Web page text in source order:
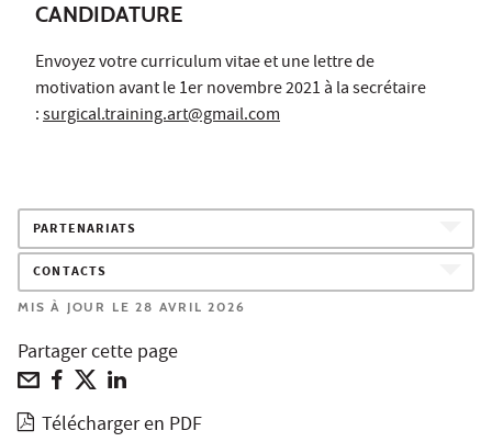
CANDIDATURE
Envoyez votre curriculum vitae et une lettre de
motivation avant le 1er novembre 2021 à la secrétaire
:surgical.training.art@gmail.com
PARTENARIATS
CONTACTS
MIS À JOUR LE 28 AVRIL 2026
Partager cette page
Télécharger en PDF